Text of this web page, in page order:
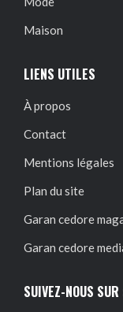
Maison
LIENS UTILES
À propos
Contact
Mentions légales
Plan du site
Garan cedore
Garan cedore
SUIVEZ-NOUS SUR